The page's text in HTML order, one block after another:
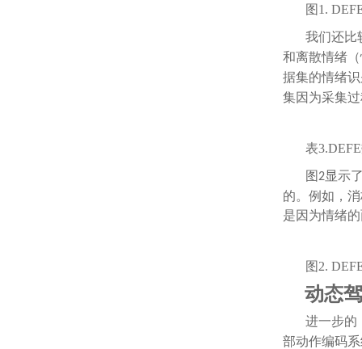
图1.
我们还比
和离散情绪
据集的情绪
集因为采集
表
图2显示
的。例如，
是因为情绪
图2.
动态
进一步的
部动作编码